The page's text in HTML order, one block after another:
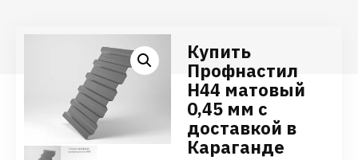
Купить
Профнастил
Н44 матовый
0,45 мм с
доставкой в
Караганде